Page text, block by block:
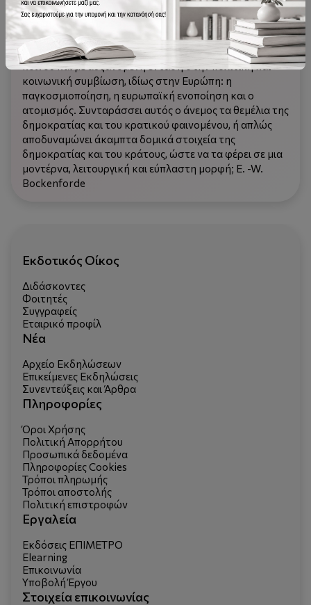
πορώδη και βήμα βήμα να κουφώσει το θεμέλιο, τις
ρίζες της δημοκρατίας και του κράτους. Αυτός ο
αντίθετος άνεμος δεν μπορεί να πάρει ένα όνομα.
Αποτελείται από τρεις δυνάμεις, οι οποίες επιδρούν από
κοινού και με αυξανόμενη ένταση στην πολιτική και
κοινωνική συμβίωση, ιδίως στην Ευρώπη: η
παγκοσμιοποίηση, η ευρωπαϊκή ενοποίηση και ο
ατομισμός. Συνταράσσει αυτός ο άνεμος τα θεμέλια της
δημοκρατίας και του κρατικού φαινομένου, ή απλώς
αποδυναμώνει άκαμπτα δομικά στοιχεία της
δημοκρατίας και του κράτους, ώστε να τα φέρει σε μια
μοντέρνα, λειτουργική και εύπλαστη μορφή; E. -W.
Bockenforde
Εκδοτικός Οίκος
Διδάσκοντες
Φοιτητές
Συγγραφείς
Εταιρικό προφίλ
Νέα
Αρχείο Εκδηλώσεων
Επικείμενες Εκδηλώσεις
Συνεντεύξεις και Άρθρα
Πληροφορίες
Όροι Χρήσης
Πολιτική Απορρήτου
Προσωπικά δεδομένα
Πληροφορίες Cookies
Τρόποι πληρωμής
Τρόποι αποστολής
Πολιτική επιστροφών
Εργαλεία
Εκδόσεις ΕΠΙΜΕΤΡΟ
Elearning
Επικοινωνία
Υποβολή Έργου
Στοιχεία επικοινωνίας